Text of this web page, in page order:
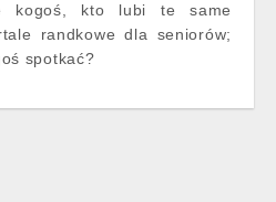
kogoś, kto lubi te same
randkowe dla seniorów;
spotkać?